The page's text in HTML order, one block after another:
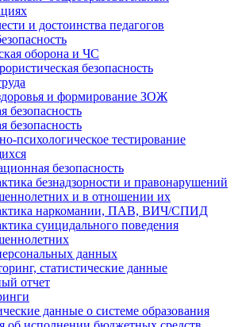
и достоинства педагогов
оборона и ЧС
безопасность
и формирование ЗОЖ
безопасность
безопасность
психологическое тестирование
безопасность
безнадзорности и правонарушений
и в отношении их
наркомании, ПАВ, ВИЧ/СПИД
суицидального поведения
данных
статистические данные
отчет
данные о системе образования